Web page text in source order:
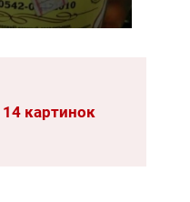
14 картинок